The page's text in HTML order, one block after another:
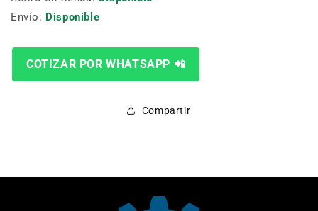
BE-
Envío: Disponible
COTIZAR POR WHATSAPP 📲
Compartir